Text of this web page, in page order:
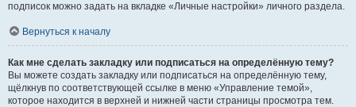
подписок можно задать на вкладке «Личные настройки» личного раздела.
Вернуться к началу
Как мне сделать закладку или подписаться на определённую тему?
Вы можете создать закладку или подписаться на определённую тему,
щёлкнув по соответствующей ссылке в меню «Управление темой»,
которое находится в верхней и нижней части страницы просмотра тем.